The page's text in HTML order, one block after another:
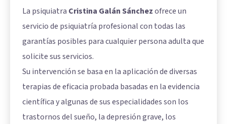
La psiquiatra Cristina Galán Sánchezofrece un
servicio de psiquiatría profesional con todas las
garantías posibles para cualquier persona adulta que
solicite sus servicios.
Su intervención se basa en la aplicación de diversas
terapias de eficacia probada basadas en la evidencia
científica y algunas de sus especialidades son los
trastornos del sueño, la depresión grave, los